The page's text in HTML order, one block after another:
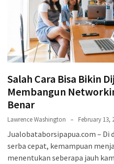
Salah Cara Bisa Bikin
Membangun
Benar
Lawrence Washington February 13,
Jualobataborsipapua.com – Di
serba cepat, kemampuan
menentukan seberapa jauh